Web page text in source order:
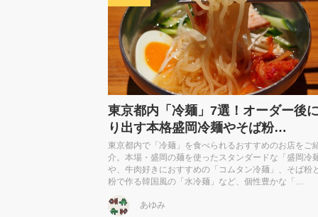
東京都内「冷麺」7選！オーダー後
り出す本格盛岡冷麺やそば粉…
東京都内で「冷麺」を食べられるおすすめのお店をご
介。本場・盛岡の麺を使ったスタンダードな「盛岡冷
や、牛肉好きにおすすめの「コムタン冷麺」、そば粉
粉で作る韓国風の「水冷麺」など、個性豊かな「…
あゆみ